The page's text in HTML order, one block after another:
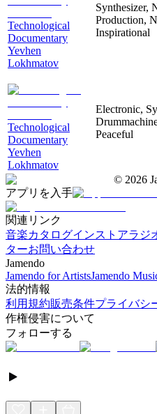
Technological
Documentary
Yevhen
Lokhmatov
Synthesizer,
Production,
Inspirational
Technological
Documentary
Yevhen
Lokhmatov
Electronic,
Peaceful
© 2026
アプリを入手
関連リンク
音楽カタログインストアラジ
ターお問い合わせ
Jamendo
Jamendo for ArtistsJamendo
法的情報
利用規約販売条件プライバシ
作権侵害について
フォローする